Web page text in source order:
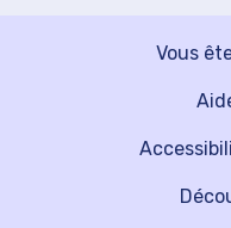
Vous